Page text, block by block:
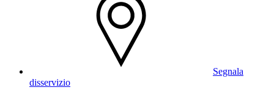
Segnala
disservizio